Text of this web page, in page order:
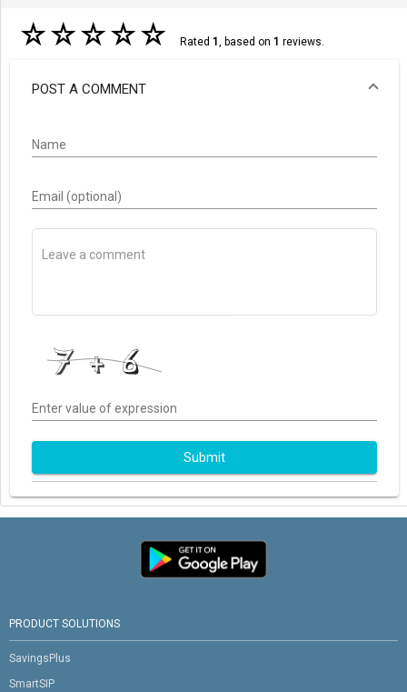
☆☆☆☆☆ Rated 1 , based on 1 reviews.
POST A COMMENT
Name
Email (optional)
Enter value of expression
Submit
PRODUCT SOLUTIONS
SavingsPlus
SmartSIP